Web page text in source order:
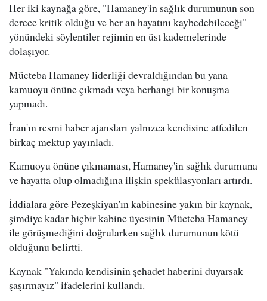
Her iki kaynağa göre, "Hamaney'in sağlık durumunun son
derece kritik olduğu ve her an hayatını kaybedebileceği"
yönündeki söylentiler rejimin en üst kademelerinde
dolaşıyor.
Mücteba Hamaney liderliği devraldığından bu yana
kamuoyu önüne çıkmadı veya herhangi bir konuşma
yapmadı.
İran'ın resmi haber ajansları yalnızca kendisine atfedilen
birkaç mektup yayınladı.
Kamuoyu önüne çıkmaması, Hamaney'in sağlık durumuna
ve hayatta olup olmadığına ilişkin spekülasyonları artırdı.
İddialara göre Pezeşkiyan'ın kabinesine yakın bir kaynak,
şimdiye kadar hiçbir kabine üyesinin Mücteba Hamaney
ile görüşmediğini doğrularken sağlık durumunun kötü
olduğunu belirtti.
Kaynak "Yakında kendisinin şehadet haberini duyarsak
şaşırmayız" ifadelerini kullandı.